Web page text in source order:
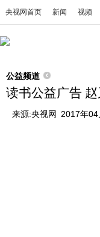
央视网首页 新闻 视频
公益频道
读书公益广告
来源:央视网 2017年04